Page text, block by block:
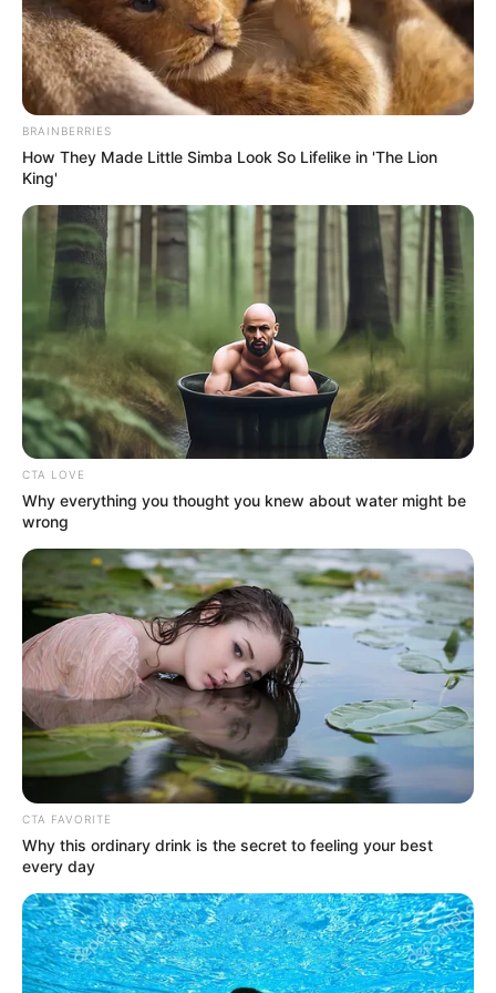
berjudulTop Management(2018).
Daftar isi
DETAIL
Judul: Rookie Historian Goo Hae Ryung / 신 입 시 관 구 해
령
Judul lain: Shinnibsagwan Goohaeryung / Rookie Historian
Kong Hae-Ryung
Genre: sejarah, romansa, drama
Negara: Korea Selatan
Sutradara: Kang II Soo
Produser: Kim Sang Heon, Cho Hyung Jin
Penulis Naskah: Han Hyun Hee, Kim Ho Soo
BRAINBERRIES
How They Made Little Simba Look So Lifelike in 'The Lion
King'
CTA LOVE
Why everything you thought you knew about water might be
wrong
CTA FAVORITE
Why this ordinary drink is the secret to feeling your best
every day